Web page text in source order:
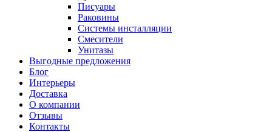
Писуары
Раковины
Системы инсталляции
Смесители
Унитазы
Выгодные предложения
Блог
Интерьеры
Доставка
О компании
Отзывы
Контакты